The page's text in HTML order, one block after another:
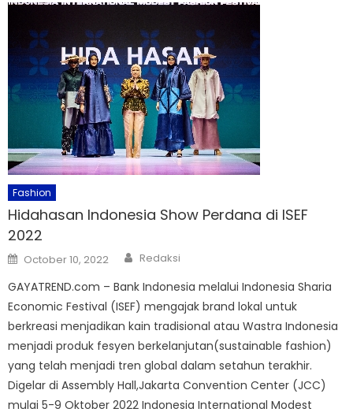
Fashion
Hidahasan Indonesia Show Perdana di ISEF
2022
Posted
on
October 10, 2022 Author
Redaksi
GAYATREND.com – Bank Indonesia melalui Indonesia Sharia
Economic Festival (ISEF) mengajak brand lokal untuk
berkreasi menjadikan kain tradisional atau Wastra Indonesia
menjadi produk fesyen berkelanjutan(sustainable fashion)
yang telah menjadi tren global dalam setahun terakhir.
Digelar di Assembly Hall,Jakarta Convention Center (JCC)
mulai 5-9 Oktober 2022 Indonesia International Modest